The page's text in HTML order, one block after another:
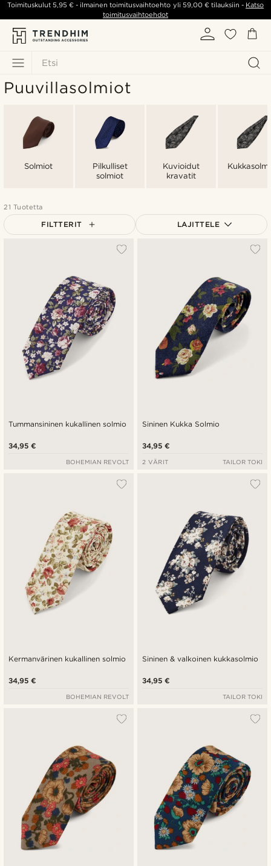
Etsi
Toimituskulut5,95 € - ilmainen toimitusvaihtoehto yli 59,00 €tilauksiin - Katso
toimitusvaihtoehdot
Puuvillasolmiot
Solmiot
Pilkulliset
solmiot
Kuvioidut
kravatit
21 Tuotetta
FILTTERIT LAJITTELE
Tummansininen kukallinen solmio
34,95 €
BOHEMIAN REVOLT
Sininen Kukka Solmio
34,95 €
2 VÄRIT TAILOR TOKI
Kermanvärinen kukallinen solmio
34,95 €
BOHEMIAN REVOLT
Sininen & valkoinen kukkasolmio
34,95 €
TAILOR TOKI